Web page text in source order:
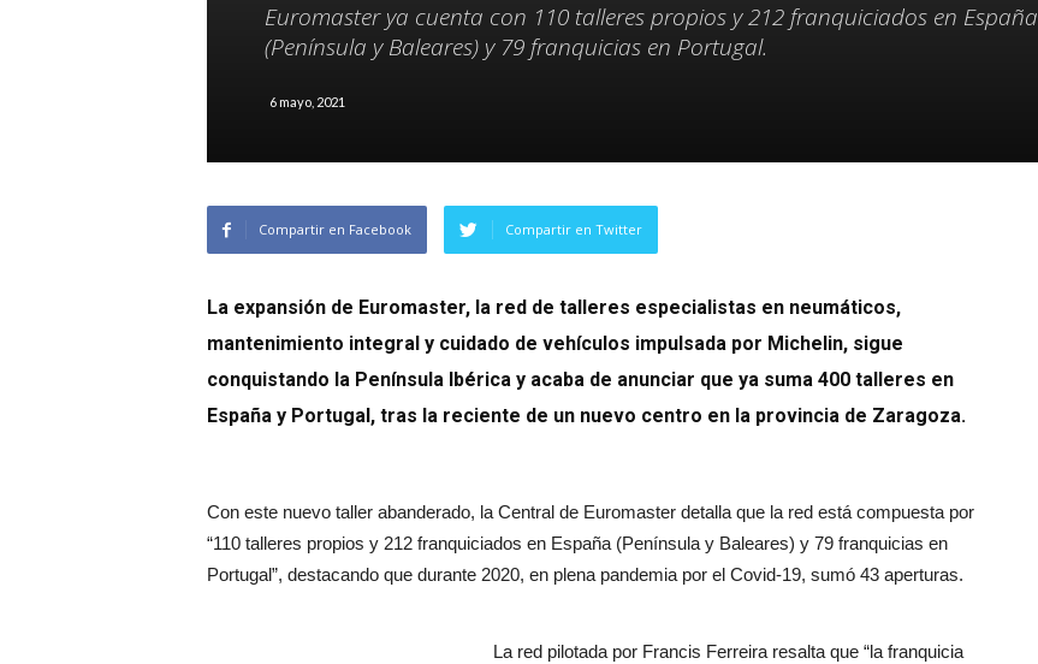
Euromaster ya cuenta con 110 talleres propios y 212 franquiciados en España
(Península y Baleares) y 79 franquicias en Portugal.
6 mayo, 2021
Compartir en Facebook Compartir en Twitter
La expansión de Euromaster, la red de talleres especialistas en neumáticos,
mantenimiento integral y cuidado de vehículos impulsada por Michelin, sigue
conquistando la Península Ibérica y acaba de anunciar que ya suma 400 talleres en
España y Portugal, tras la reciente de un nuevo centro en la provincia de Zaragoza.
Con este nuevo taller abanderado, la Central de Euromaster detalla que la red está compuesta por
“110 talleres propios y 212 franquiciados en España (Península y Baleares) y 79 franquicias en
Portugal”, destacando que durante 2020, en plena pandemia por el Covid-19, sumó 43 aperturas.
La red pilotada por Francis Ferreira resalta que “la franquicia